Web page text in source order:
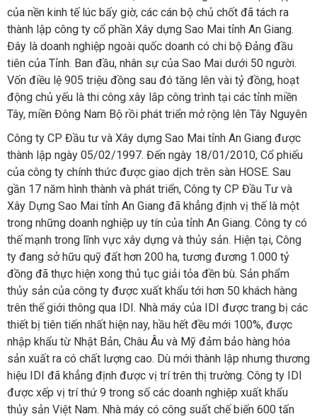
của nền kinh tế lúc bấy giờ, các cán bộ chủ chốt đã tách ra
thành lập công ty cổ phần Xây dựng Sao Mai tỉnh An Giang.
Đây là doanh nghiệp ngoài quốc doanh có chi bộ Đảng đầu
tiên của Tỉnh. Ban đầu, nhân sự của Sao Mai dưới 50 người.
Vốn điều lệ 905 triệu đồng sau đó tăng lên vài tỷ đồng, hoạt
động chủ yếu là thi công xây lắp công trình tại các tỉnh miền
Tây, miền Đông Nam Bộ rồi phát triển mở rộng lên Tây Nguyên
Công ty CP Đầu tư và Xây dựng Sao Mai tỉnh An Giang được
thành lập ngày 05/02/1997. Đến ngày 18/01/2010, Cổ phiếu
của công ty chính thức được giao dịch trên sàn HOSE. Sau
gần 17 năm hình thành và phát triển, Công ty CP Đầu Tư và
Xây Dựng Sao Mai tỉnh An Giang đã khẳng định vị thế là một
trong những doanh nghiệp uy tín của tỉnh An Giang. Công ty có
thế mạnh trong lĩnh vực xây dựng và thủy sản. Hiện tại, Công
ty đang sở hữu quỹ đất hơn 200 ha, tương đương 1.000 tỷ
đồng đã thực hiện xong thủ tục giải tỏa đền bù. Sản phẩm
thủy sản của công ty được xuất khẩu tới hơn 50 khách hàng
trên thế giới thông qua IDI. Nhà máy của IDI được trang bị các
thiết bị tiên tiến nhất hiện nay, hầu hết đều mới 100%, được
nhập khẩu từ Nhật Bản, Châu Âu và Mỹ đảm bảo hàng hóa
sản xuất ra có chất lượng cao. Dù mới thành lập nhưng thương
hiệu IDI đã khẳng định được vị trí trên thị trường. Công ty IDI
được xếp vị trí thứ 9 trong số các doanh nghiệp xuất khẩu
thủy sản Việt Nam. Nhà máy có công suất chế biến 600 tấn